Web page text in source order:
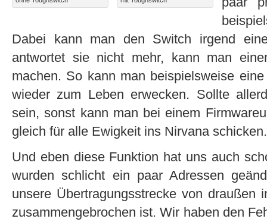
Dabei kann man den Switch irgend
antwortet sie nicht mehr, kann man
machen. So kann man beispielsweise
wieder zum Leben erwecken. Sollte
sein, sonst kann man bei einem
gleich für alle Ewigkeit ins Nirvana schicken.
Und eben diese Funktion hat uns auch
wurden schlicht ein paar Adressen
unsere Übertragungsstrecke von
zusammengebrochen ist. Wir haben den